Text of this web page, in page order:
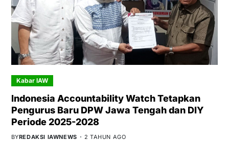
Kabar IAW
Indonesia Accountability Watch Tetapkan
Pengurus Baru DPW Jawa Tengah dan DIY
Periode 2025-2028
BYREDAKSI IAWNEWS 2 TAHUN AGO